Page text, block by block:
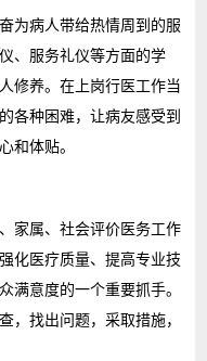
为病人带给热情周到的服
、服务礼仪等方面的学
修养。在上岗行医工作当
各种困难，让病友感受到
和体贴。
家属、社会评价医务工作
化医疗质量、提高专业技
满意度的一个重要抓手。
，找出问题，采取措施，